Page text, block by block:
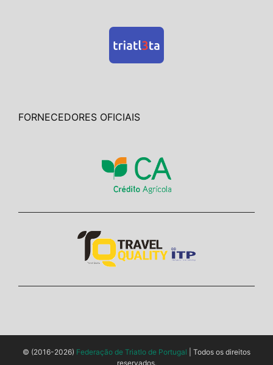
FORNECEDORES OFICIAIS
© (2016-2026) Federação de Triatlo de Portugal | Todos os direitos
reservados.